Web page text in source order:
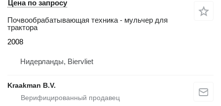
Цена по запросу
Почвообрабатывающая техника - мульчер для
трактора
2008
Нидерланды, Biervliet
Kraakman B.V.